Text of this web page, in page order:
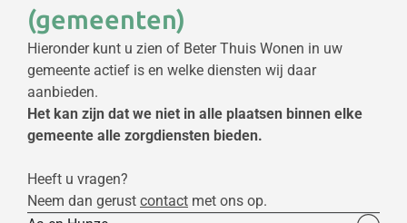
(gemeenten)
Hieronder kunt u zien of Beter Thuis Wonen in uw
gemeente actief is en welke diensten wij daar
aanbieden.
Het kan zijn dat we niet in alle plaatsen binnen elke
gemeente alle zorgdiensten bieden.
Heeft u vragen?
Neem dan gerust contact met ons op.